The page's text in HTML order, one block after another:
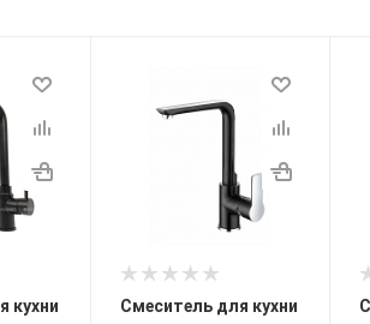
кухни
Смеситель для кухни